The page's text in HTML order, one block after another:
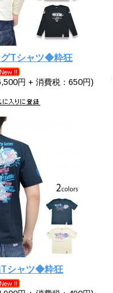
Tシャツ◆粋狂
円 + 消費税：650円)
Tシャツ◆粋狂